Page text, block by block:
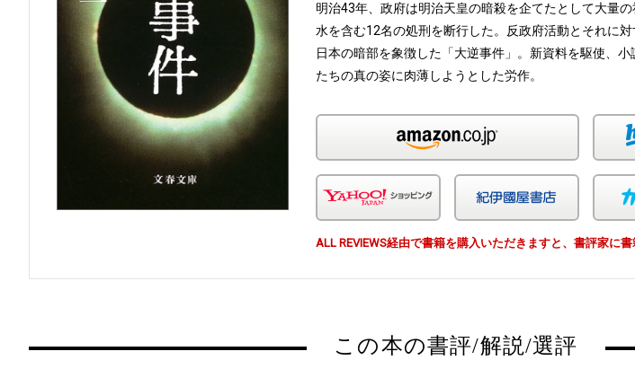
明治43年、政府は明治天皇の暗殺を企てたとして大量
水を含む12名の処刑を断行した。反政府活動とそれに
日本の暗部を象徴した「大逆事件」。新資料を駆使、
たちの真の姿に肉薄しようとした労作。
Yahoo!ショッピング
ALL REVIEWS経由で書籍を購入いただきますと、書評家に
この本の書評/解説/選評